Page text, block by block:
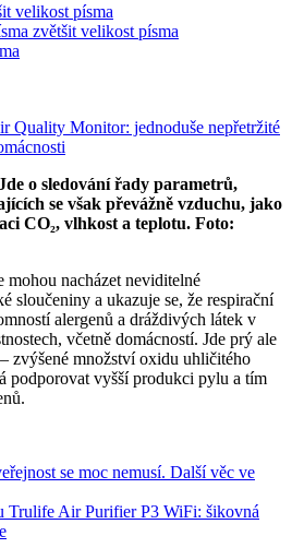
velikost písma
zvětšit velikost písma
o sledování řady parametrů,
se však převážně vzduchu, jako
CO₂, vlhkost a teplotu. Foto:
mohou nacházet neviditelné
sloučeniny a ukazuje se, že respirační
alergenů a dráždivých látek v
včetně domácností. Jde prý ale
zvýšené množství oxidu uhličitého
podporovat vyšší produkci pylu a tím
se moc nemusí. Další věc ve
Trulife Air Purifier P3 WiFi: šikovná